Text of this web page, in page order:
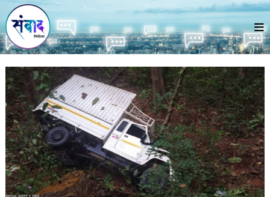
Skip
to
content